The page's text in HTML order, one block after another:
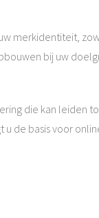
merkidentiteit,
bij uw
die kan leiden
de basis voor